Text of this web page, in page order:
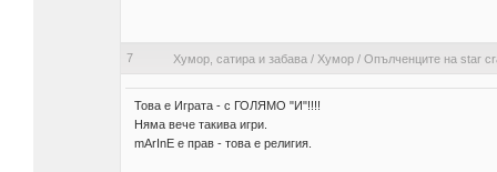
7 Хумор, сатира и забава / Хумор/ Опълченците на star
Това е Играта - с ГОЛЯМО "И"!!!!
Няма вече такива игри.
mArInE е прав - това е религия.